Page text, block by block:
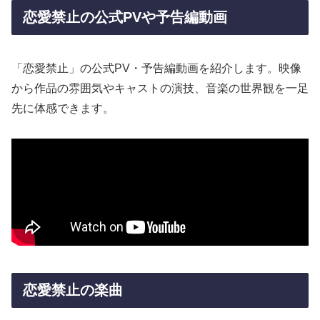
恋愛禁止の公式PVや予告編動画
「恋愛禁止」の公式PV・予告編動画を紹介します。映像
から作品の雰囲気やキャストの演技、音楽の世界観を一足
先に体感できます。
恋愛禁止の楽曲